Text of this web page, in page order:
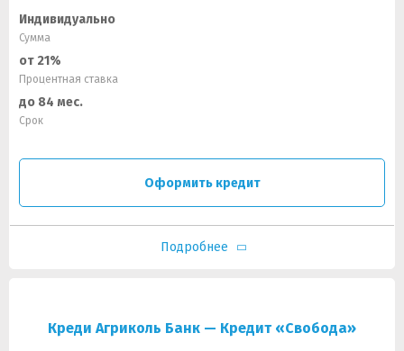
Индивидуально
Сумма
от 21%
Процентная ставка
до 84 мес.
Срок
Оформить кредит
Подробнее
Креди Агриколь Банк — Кредит «Свобода»